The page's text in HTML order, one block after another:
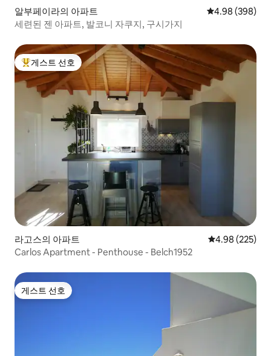
알부페이라의 아파트 평점 4.98점(5
4.98 (398)
세련된 젠 아파트, 발코니 자쿠지, 구시가지
상위 게스트 선호
게스트 선호
라고스의 아파트 평점 4.98점(5
4.98 (225)
Carlos Apartment - Penthouse - Belch1952
게스트 선호
게스트 선호